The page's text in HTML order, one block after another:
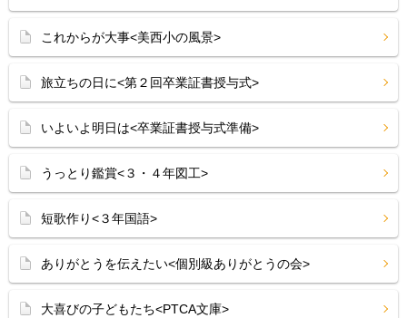
これからが大事<美西小の風景>
旅立ちの日に<第２回卒業証書授与式>
いよいよ明日は<卒業証書授与式準備>
うっとり鑑賞<３・４年図工>
短歌作り<３年国語>
ありがとうを伝えたい<個別級ありがとうの会>
大喜びの子どもたち<PTCA文庫>